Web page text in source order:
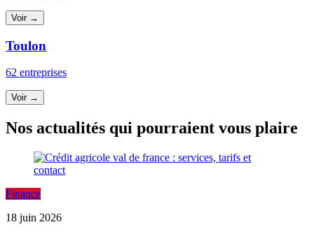
Voir →
Toulon
62 entreprises
Voir →
Nos actualités qui pourraient vous plaire
Finance
18 juin 2026